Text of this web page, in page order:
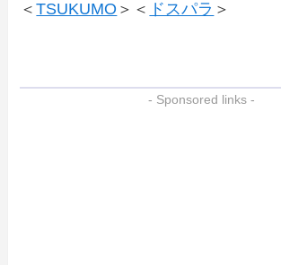
＜TSUKUMO ＞＜ ドスパラ ＞
- Sponsored links -